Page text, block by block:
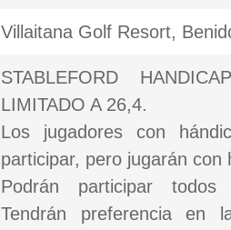
Villaitana Golf Resort,
STABLEFORD
LIMITADO A 26,4.
Los jugadores con
participar, pero jugarán con
Podrán participar todos
Tendrán preferencia en